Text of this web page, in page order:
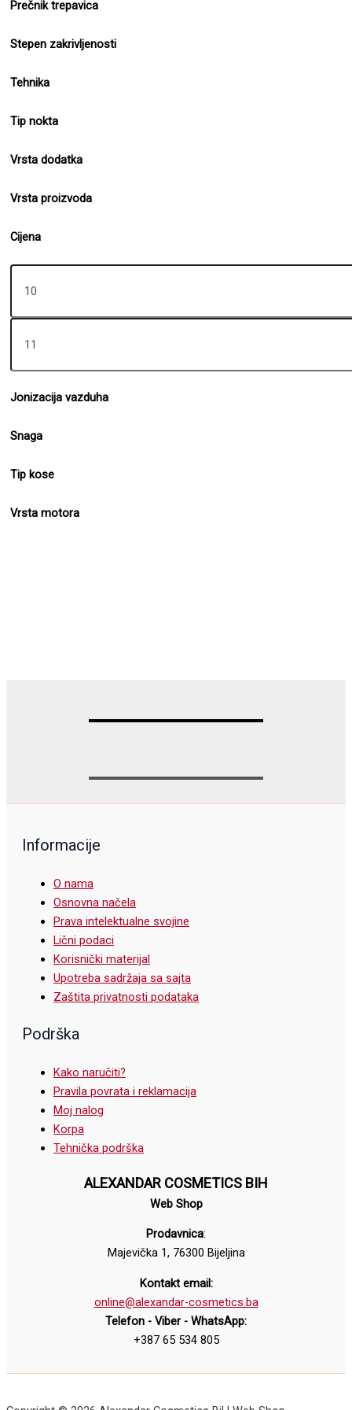
Prečnik trepavica
Stepen zakrivljenosti
Tehnika
Tip nokta
Vrsta dodatka
Vrsta proizvoda
Cijena
Jonizacija vazduha
Snaga
Tip kose
Vrsta motora
Informacije
O nama
Osnovna načela
Prava intelektualne svojine
Lični podaci
Korisnički materijal
Upotreba sadržaja sa sajta
Zaštita privatnosti podataka
Podrška
Kako naručiti?
Pravila povrata i reklamacija
Moj nalog
Korpa
Tehnička podrška
ALEXANDAR COSMETICS BIH
Web Shop
Prodavnica:
Majevička 1, 76300 Bijeljina
Kontakt email:
online@alexandar-cosmetics.ba
Telefon - Viber - WhatsApp:
+387 65 534 805